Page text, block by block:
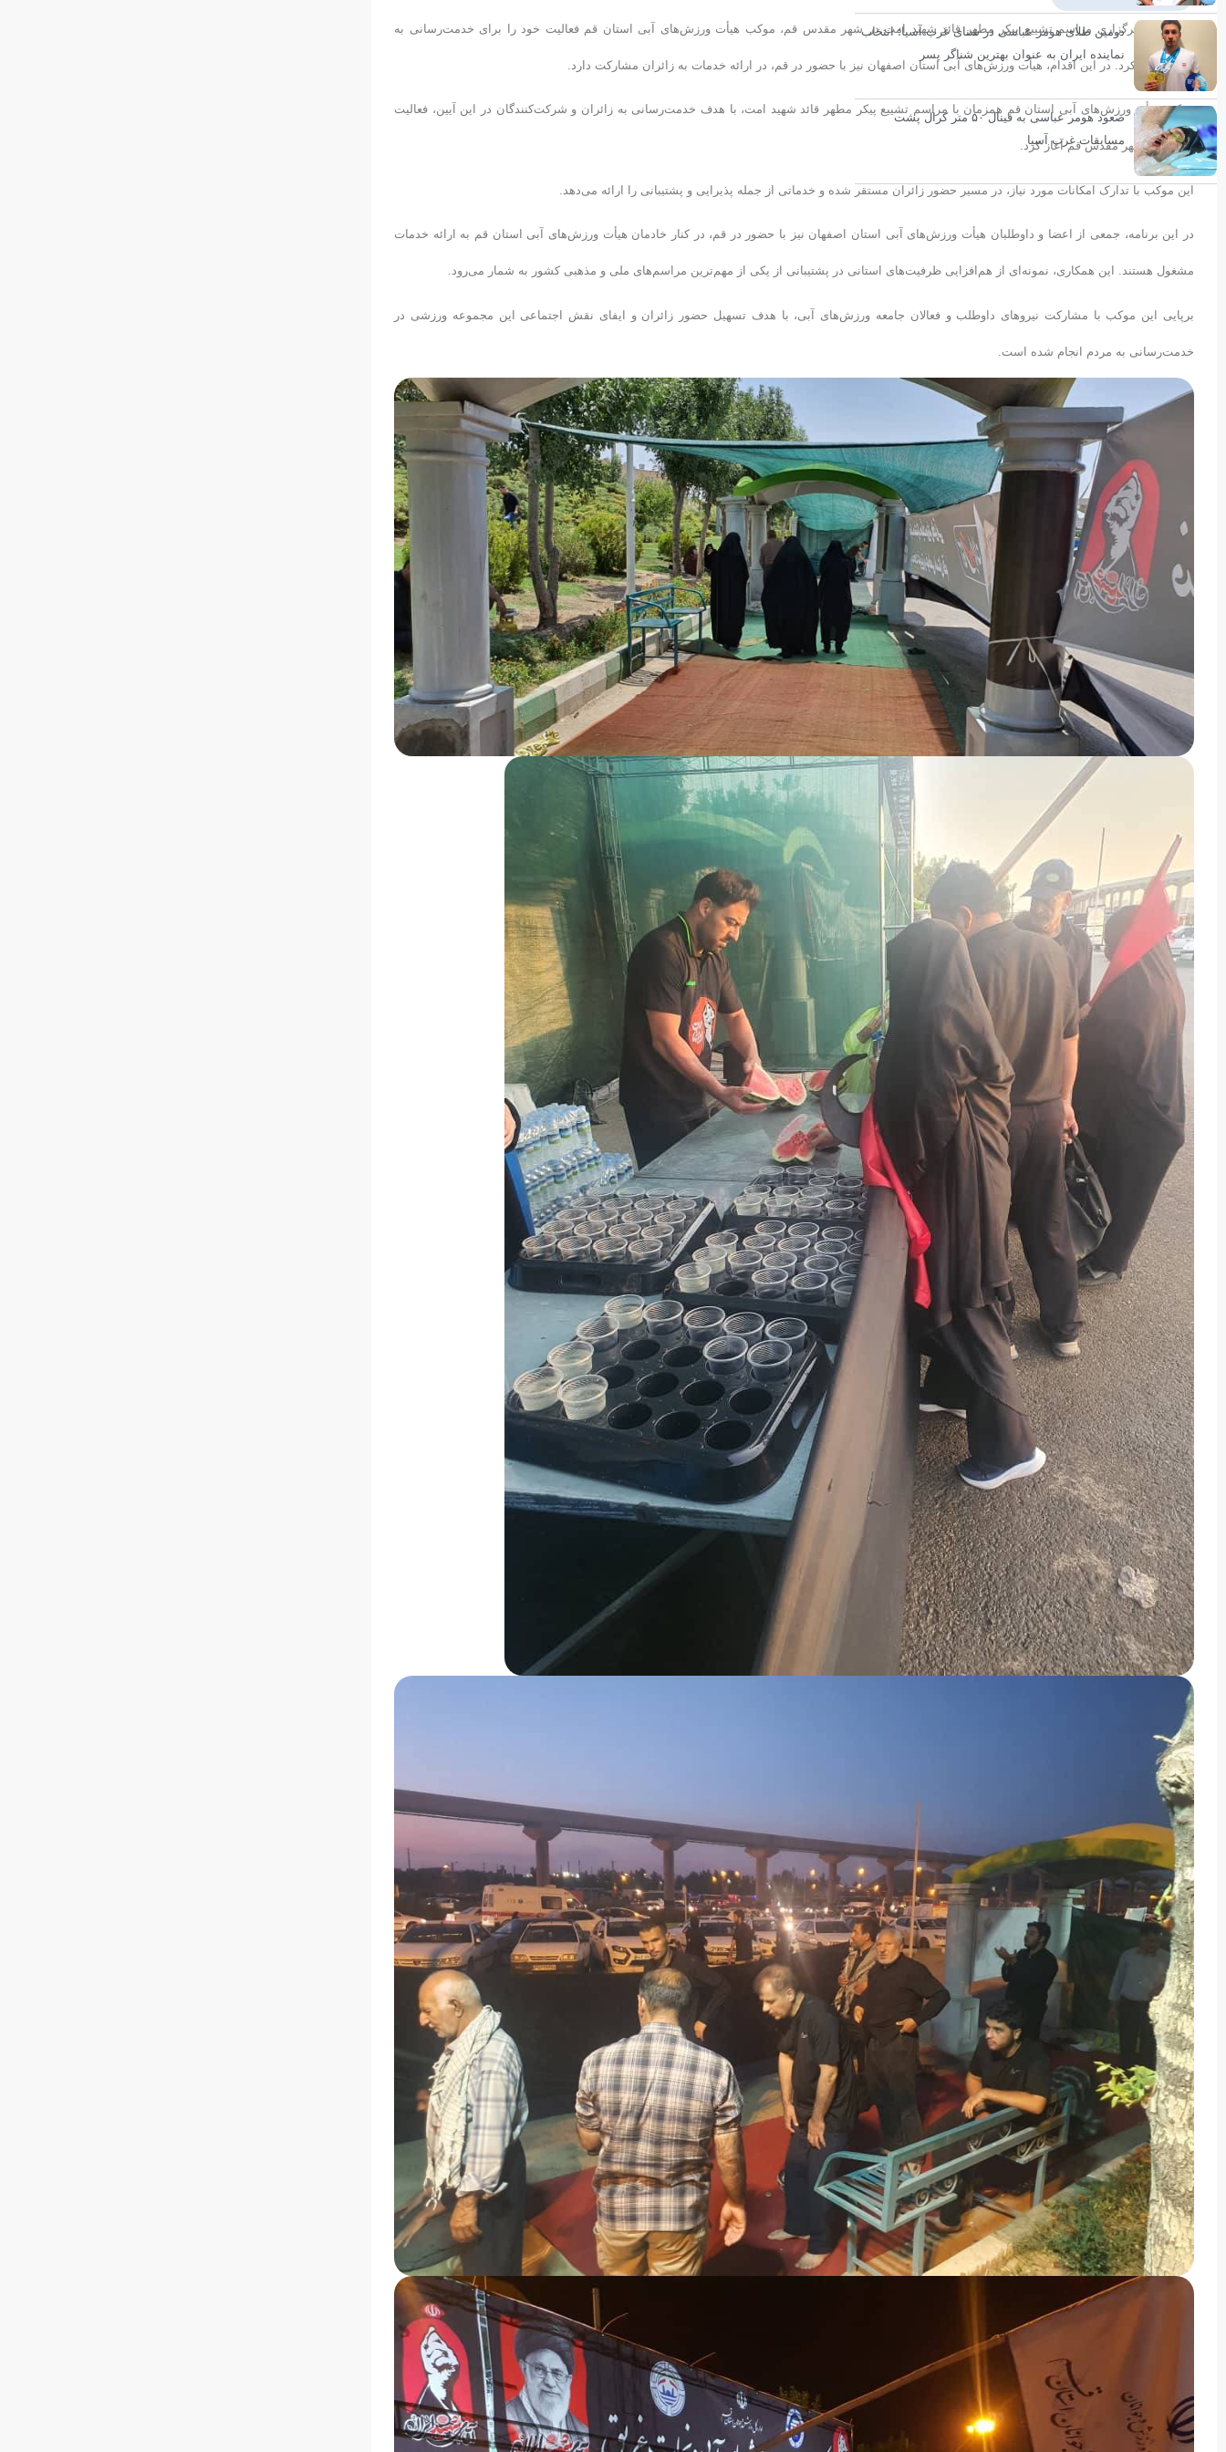
همزمان با برگزاری مراسم تشییع پیکر مطهر قائد شهید امت در شهر مقدس قم، موکب هیأت ورزش‌های آبی استان قم فعالیت خود را برای خدمت‌رسانی به
زائران آغاز کرد. در این اقدام، هیأت ورزش‌های آبی استان اصفهان نیز با حضور در قم، در ارائه خدمات به زائران مشارکت دارد.
موکب هیأت ورزش‌های آبی استان قم همزمان با مراسم تشییع پیکر مطهر قائد شهید امت، با هدف خدمت‌رسانی به زائران و شرکت‌کنندگان در این آیین، فعالیت
خود را در شهر مقدس قم آغاز کرد.
این موکب با تدارک امکانات مورد نیاز، در مسیر حضور زائران مستقر شده و خدماتی از جمله پذیرایی و پشتیبانی را ارائه می‌دهد.
در این برنامه، جمعی از اعضا و داوطلبان هیأت ورزش‌های آبی استان اصفهان نیز با حضور در قم، در کنار خادمان هیأت ورزش‌های آبی استان قم به ارائه خدمات
مشغول هستند. این همکاری، نمونه‌ای از هم‌افزایی ظرفیت‌های استانی در پشتیبانی از یکی از مهم‌ترین مراسم‌های ملی و مذهبی کشور به شمار می‌رود.
برپایی این موکب با مشارکت نیروهای داوطلب و فعالان جامعه ورزش‌های آبی، با هدف تسهیل حضور زائران و ایفای نقش اجتماعی این مجموعه ورزشی در
خدمت‌رسانی به مردم انجام شده است.
دومین طلای هومر عباسی در شنای غرب آسیا؛ انتخاب
نماینده ایران به عنوان بهترین شناگر پسر
صعود هومر عباسی به فینال ۵۰ متر کرال پشت
مسابقات غرب آسیا